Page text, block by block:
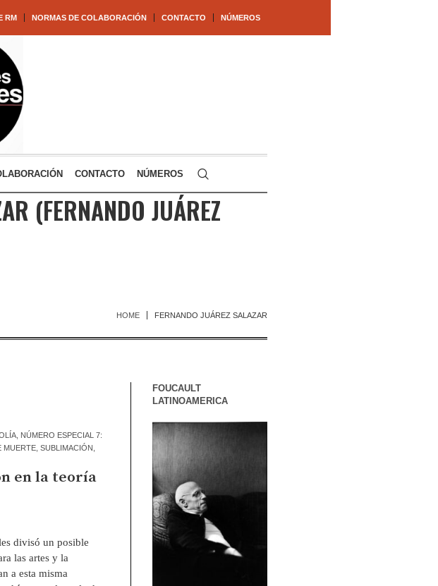
RM NORMAS DE COLABORACIÓN CONTACTO NÚMEROS
CONTACTO NÚMEROS
(FERNANDO JUÁREZ
HOME FERNANDO JUÁREZ SALAZAR
, NÚMERO ESPECIAL 7:
MUERTE, SUBLIMACIÓN
en la teoría
divisó un posible
las artes y la
a esta misma
FOUCAULT
LATINOAMERICA